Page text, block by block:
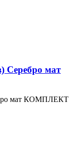
Серебро мат
мат КОМПЛЕКТ